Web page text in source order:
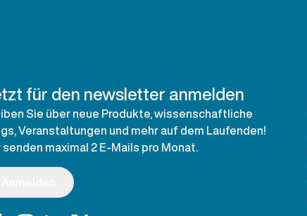
für den newsletter anmelden
Sie über neue Produkte, wissenschaftliche
Veranstaltungen und mehr auf dem Laufenden!
senden maximal 2 E-Mails pro Monat.